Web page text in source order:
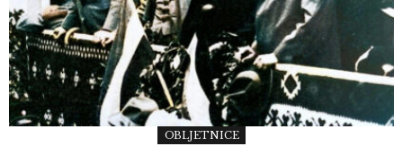
OBLJETNICE